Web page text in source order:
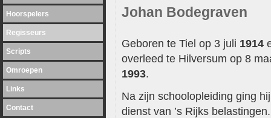
Johan Bodegraven
Geboren te Tiel op 3 juli 1914
overleed te Hilversum op 8
1993.
Na zijn schoolopleiding ging
dienst van ’s Rijks
Hoorspelers
Regisseurs
Scripts
Omroepen
Links
Contact